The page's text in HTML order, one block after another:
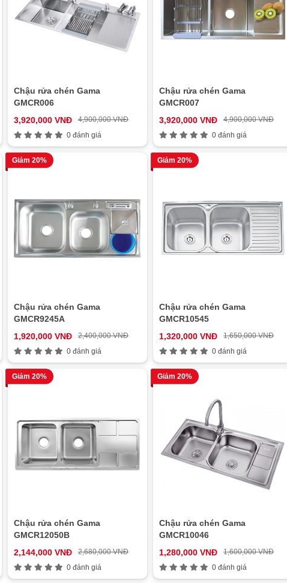
Chậu rửa chén Gama
GMCR006
3,920,000 VNĐ
4,900,000 VNĐ
0 đánh giá
Chậu rửa chén Gama
GMCR007
3,920,000 VNĐ
4,900,000 VNĐ
0 đánh giá
Giảm 20%
Chậu rửa chén Gama
GMCR9245A
1,920,000 VNĐ
2,400,000 VNĐ
0 đánh giá
Giảm 20%
Chậu rửa chén Gama
GMCR10545
1,320,000 VNĐ
1,650,000 VNĐ
0 đánh giá
Giảm 20%
Chậu rửa chén Gama
GMCR12050B
2,144,000 VNĐ
2,680,000 VNĐ
0 đánh giá
Giảm 20%
Chậu rửa chén Gama
GMCR10046
1,280,000 VNĐ
1,600,000 VNĐ
0 đánh giá